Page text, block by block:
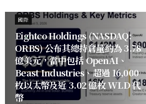
國際
Eightco Holdings (NASDAQ:
ORBS) 公布其總持倉量約為 3.78
億美元，當中包括 OpenAI、
Beast Industries、超過 16,000
枚以太幣及近 3.02 億枚 WLD 代
幣